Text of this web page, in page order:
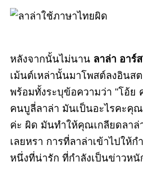
หลังจากนั้นไม่นาน ลาล่า อาร์
เม้นต์เหล่านั้นมาโพสต์ลงอินส
พร้อมทั้งระบุข้อความว่า "โอ้ย
คนบูลี่ลาล่า มันเป็นอะไรคะคุ
ค่ะ ผิด มันทำให้คุณเกลียดลา
เลยหรา การที่ลาล่าเข้าไปให้
หนึ่งที่น่ารัก ที่กำลังเป็นข่าวหนั